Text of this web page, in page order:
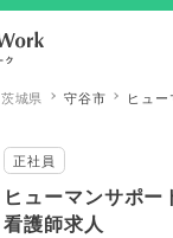
茨城県 守谷市
ヒュ
正社員
ヒューマンサポ
看護師求人